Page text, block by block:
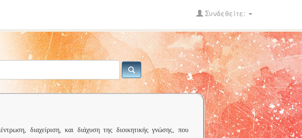
Συνδεθείτε:
διαχείριση, και διάχυση της διοικητικής γνώσης, που